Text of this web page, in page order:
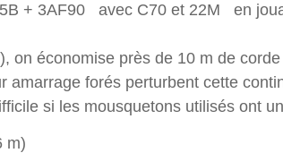
+ 3AF90 avec C70 et 22M en
on économise près de 10 m de
amarrage forés perturbent cette
si les mousquetons utilisés ont
m)